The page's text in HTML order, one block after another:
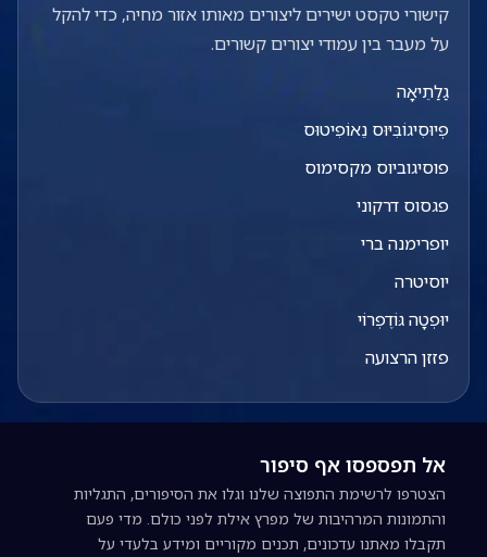
קישורי טקסט ישירים ליצורים מאותו אזור מחיה, כדי להקל
על מעבר בין עמודי יצורים קשורים.
גַלַתֵיאָה
פְיוּסִיגוֹבִּיּוּס נֵאוֹפִיטוּס
פוסיגוביוס מקסימוס
פגסוס דרקוני
יופרימנה ברי
יוסיטרה
יוּפְטָה גּוֹדֶפְרוֹי
פזזן הרצועה
אל תפספסו אף סיפור
הצטרפו לרשימת התפוצה שלנו וגלו את הסיפורים, התגליות
והתמונות המרהיבות של מפרץ אילת לפני כולם. מדי פעם
תקבלו מאתנו עדכונים, תכנים מקוריים ומידע בלעדי על